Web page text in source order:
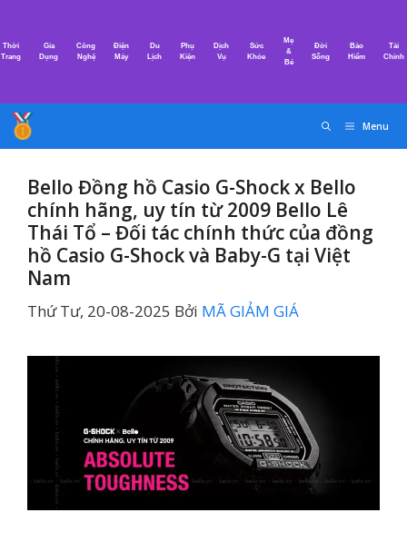
nội
Thời
Trang
Gia
Dụng
Công
Nghệ
Điện
Máy
Du
Lịch
Phụ
Kiện
Dịch
Vụ
Sức
Khỏe
Mẹ
&
Bé
Đời
Sống
Bảo
Hiểm
Tài
Chính
Menu
Bello Đồng hồ Casio G-Shock x Bello
chính hãng, uy tín từ 2009 Bello Lê
Thái Tổ – Đối tác chính thức của đồng
hồ Casio G-Shock và Baby-G tại Việt
Nam
Thứ Tư, 20-08-2025 Bởi MÃ GIẢM GIÁ